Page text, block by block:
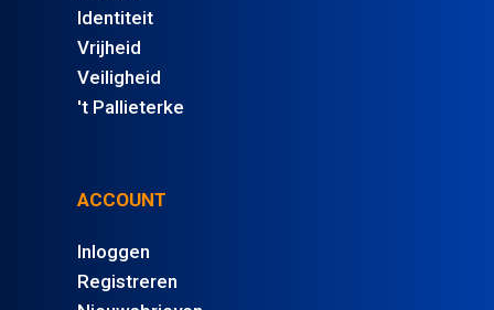
Identiteit
Vrijheid
Veiligheid
't Pallieterke
ACCOUNT
Inloggen
Registreren